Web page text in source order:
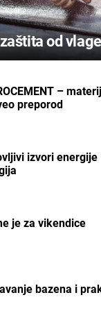
od vlage
–
preporod
izvori energije
je za vikendice
bazena i